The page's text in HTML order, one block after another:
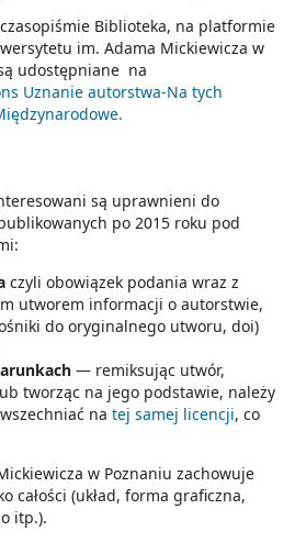
Biblioteka, na platformie
im. Adama Mickiewicza w
udostępniane na
Uznanie autorstwa-Na tych
.
są uprawnieni do
po 2015 roku pod
czyli obowiązek podania wraz z
utworem informacji o autorstwie,
do oryginalnego utworu, doi)
— remiksując utwór,
tworząc na jego podstawie, należy
na tej samej licencji, co
w Poznaniu zachowuje
całości (układ, forma graficzna,
itp.).